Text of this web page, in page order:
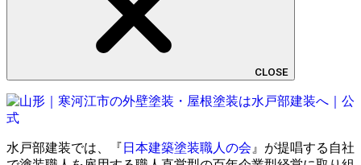
CLOSE
水戸部建装では、『 日本建築塗装職人の会 』が提唱する自社